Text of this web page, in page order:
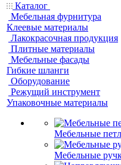
Каталог
Мебельная фурнитура
Клеевые материалы
Лакокрасочная продукция
Плитные материалы
Мебельные фасады
Гибкие шланги
Оборудование
Режущий инструмент
Упаковочные материалы
Мебельные
Мебельные